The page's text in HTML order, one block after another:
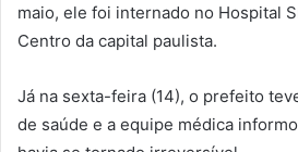
maio, ele foi internado no Hospital
Centro da capital paulista.
Já na sexta-feira (14), o prefeito
de saúde e a equipe médica